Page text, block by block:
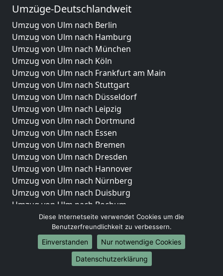
Umzüge-Deutschlandweit
Umzug von Ulm nach Berlin
Umzug von Ulm nach Hamburg
Umzug von Ulm nach München
Umzug von Ulm nach Köln
Umzug von Ulm nach Frankfurt am Main
Umzug von Ulm nach Stuttgart
Umzug von Ulm nach Düsseldorf
Umzug von Ulm nach Leipzig
Umzug von Ulm nach Dortmund
Umzug von Ulm nach Essen
Umzug von Ulm nach Bremen
Umzug von Ulm nach Dresden
Umzug von Ulm nach Hannover
Umzug von Ulm nach Nürnberg
Umzug von Ulm nach Duisburg
Umzug von Ulm nach Bochum
Umzug von Ulm nach Wuppertal
Umzug von Ulm nach Bielefeld
Umzug von Ulm nach Bonn
Umzug von Ulm nach Münster
Diese Internetseite verwendet Cookies um die
Benutzerfreundlichkeit zu verbessern.
Einverstanden
Nur notwendige Cookies
Datenschutzerklärung